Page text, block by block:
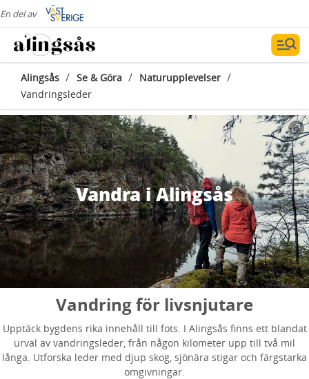
En del av
Alingsås / Se & Göra / Naturupplevelser /
Vandringsleder
Vandra i Alingsås
Vandring för livsnjutare
Upptäck bygdens rika innehåll till fots. I Alingsås finns ett blandat
urval av vandringsleder, från någon kilometer upp till två mil
långa. Utforska leder med djup skog, sjönära stigar och färgstarka
omgivningar.